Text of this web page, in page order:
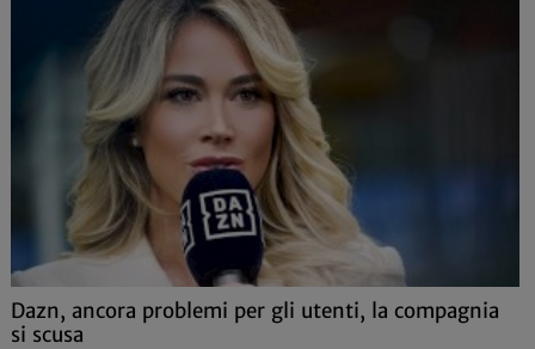
Dazn, ancora problemi per gli utenti, la compagnia
si scusa